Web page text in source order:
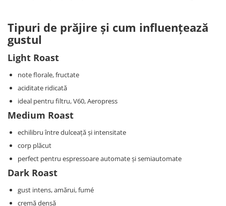
Tipuri de prăjire și cum influențează
gustul
Light Roast
note florale, fructate
aciditate ridicată
ideal pentru filtru, V60, Aeropress
Medium Roast
echilibru între dulceață și intensitate
corp plăcut
perfect pentru espressoare automate și semiautomate
Dark Roast
gust intens, amărui, fumé
cremă densă